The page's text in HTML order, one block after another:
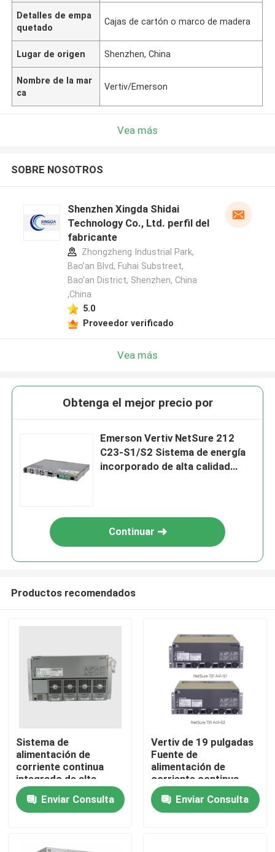
Inicio
Sobre nosotros
Contactos
Detalles de empa
quetado
Cajas de cartón o marco de madera
Lugar de origen Shenzhen, China
Nombre de la mar
ca
Vertiv/Emerson
Vea más
SOBRE NOSOTROS
Shenzhen Xingda Shidai
Technology Co., Ltd. perfil del
fabricante
Zhongzheng Industrial Park,
Bao’an Blvd, Fuhai Substreet,
Bao’an District, Shenzhen, China
,China
5.0
Proveedor verificado
Vea más
Obtenga el mejor precio por
Emerson Vertiv NetSure 212
C23-S1/S2 Sistema de energía
incorporado de alta calidad
Continuar
Productos recomendados
Sistema de
alimentación de
corriente continua
integrado de alta
eficiencia Emerson
Vertiv 48V 200A
Netsure 701 A41 -S1-
Enviar Consulta
Vertiv de 19 pulgadas
Fuente de
alimentación de
corriente continua
integrada de 48 V
Sistema rectificador
Emerson Netsure 731
Enviar Consulta